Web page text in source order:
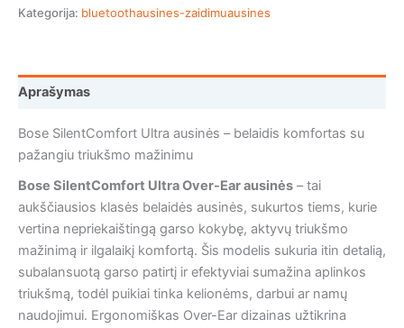
Kategorija: bluetoothausines-zaidimuausines
Aprašymas
Bose SilentComfort Ultra ausinės – belaidis komfortas su
pažangiu triukšmo mažinimu
Bose SilentComfort Ultra Over-Ear ausinės – tai
aukščiausios klasės belaidės ausinės, sukurtos tiems, kurie
vertina nepriekaištingą garso kokybę, aktyvų triukšmo
mažinimą ir ilgalaikį komfortą. Šis modelis sukuria itin detalią,
subalansuotą garso patirtį ir efektyviai sumažina aplinkos
triukšmą, todėl puikiai tinka kelionėms, darbui ar namų
naudojimui. Ergonomiškas Over-Ear dizainas užtikrina